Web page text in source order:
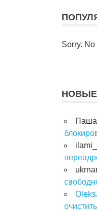
Sorry. No
Паша